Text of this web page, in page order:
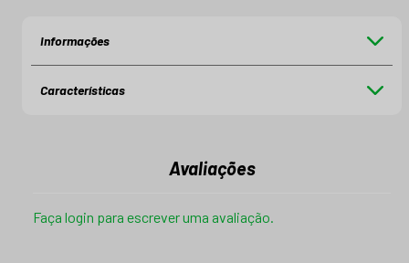
Informações
Características
Avaliações
Faça login para escrever uma avaliação.